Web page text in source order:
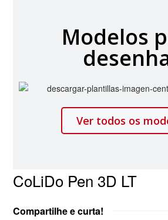
Modelos
Ver todos os
CoLiDo Pen 3D LT
Compartilhe e curta!